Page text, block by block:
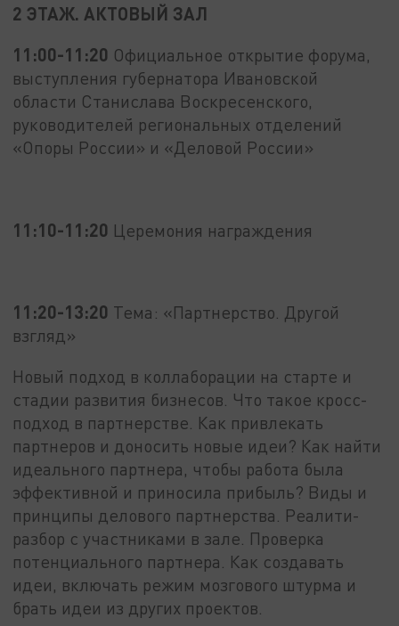
2 ЭТАЖ. АКТОВЫЙ ЗАЛ
11:00-11:20 Официальное открытие форума,
выступления губернатора Ивановской
области Станислава Воскресенского,
руководителей региональных отделений
«Опоры России» и «Деловой России»
11:10-11:20 Церемония награждения
11:20-13:20 Тема: «Партнерство. Другой
взгляд»
Новый подход в коллаборации на старте и
стадии развития бизнесов. Что такое кросс-
подход в партнерстве. Как привлекать
партнеров и доносить новые идеи? Как найти
идеального партнера, чтобы работа была
эффективной и приносила прибыль? Виды и
принципы делового партнерства. Реалити-
разбор с участниками в зале. Проверка
потенциального партнера. Как создавать
идеи, включать режим мозгового штурма и
брать идеи из других проектов.